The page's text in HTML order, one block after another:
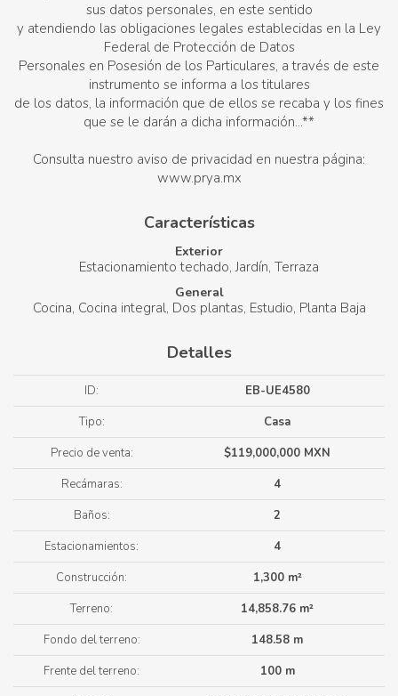
sus datos personales, en este sentido
y atendiendo las obligaciones legales establecidas en la Ley
Federal de Protección de Datos
Personales en Posesión de los Particulares, a través de este
instrumento se informa a los titulares
de los datos, la información que de ellos se recaba y los fines
que se le darán a dicha información...**
Consulta nuestro aviso de privacidad en nuestra página:
www.prya.mx
Características
Exterior
Estacionamiento techado Jardín Terraza
General
Cocina Cocina integral Dos plantas Estudio Planta Baja
Detalles
ID:
EB-UE4580
Tipo:
Casa
Precio de venta:
$119,000,000 MXN
Recámaras:
4
Baños:
2
Estacionamientos:
4
Construcción:
1,300 m²
Terreno:
14,858.76 m²
Fondo del terreno:
148.58 m
Frente del terreno:
100 m